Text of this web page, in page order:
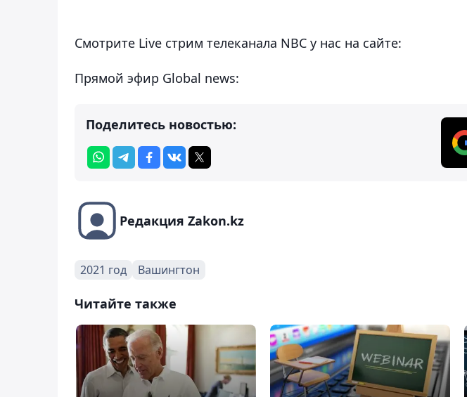
Смотрите Live стрим телеканала NBC у нас на сайте:
Прямой эфир Global news:
Поделитесь новостью:
Редакция Zakon.kz
2021 год Вашингтон
Читайте также